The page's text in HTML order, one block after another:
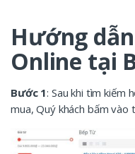
Hướng
Online tại
Bước 1: Sau khi tìm kiếm
mua, Quý khách bấm